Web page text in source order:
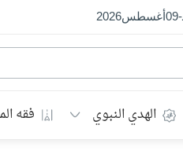
-
09أغسطس2026
الهدي النبوي فقه